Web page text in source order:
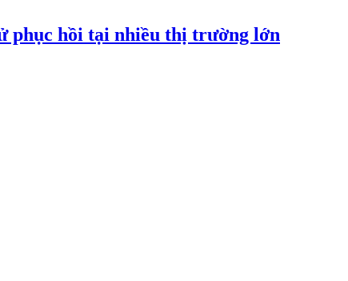
phục hồi tại nhiều thị trường lớn